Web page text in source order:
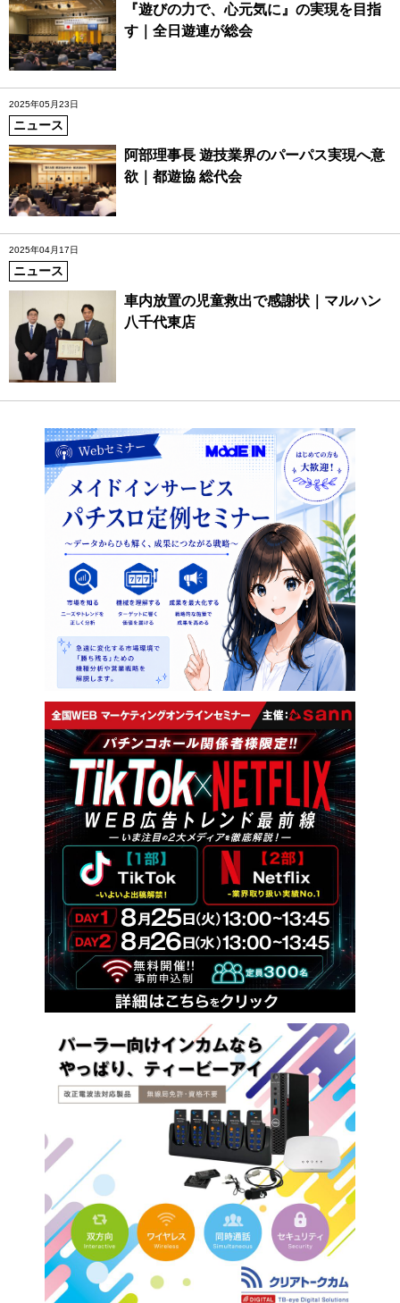
『遊びの力で、心元気に』の実現を目指
す｜全日遊連が総会
2025年05月23日
ニュース
阿部理事長 遊技業界のパーパス実現へ意
欲｜都遊協 総代会
2025年04月17日
ニュース
車内放置の児童救出で感謝状｜マルハン
八千代東店